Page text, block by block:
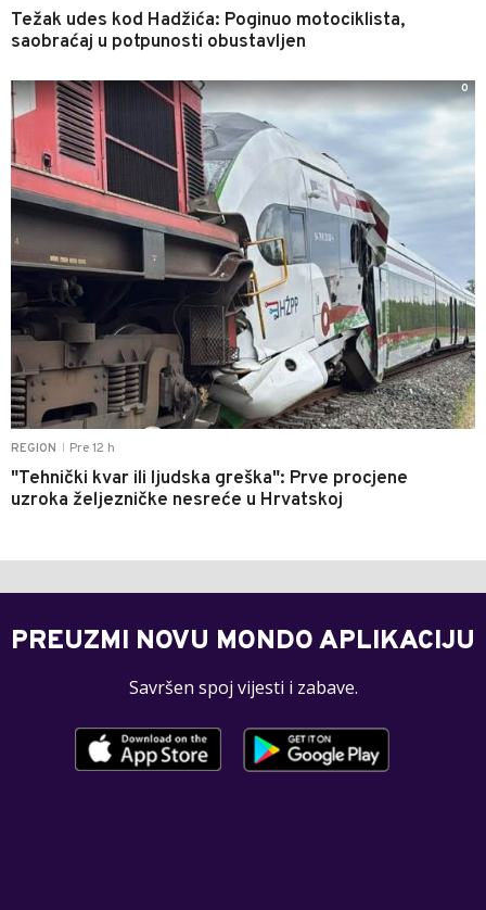
Težak udes kod Hadžića: Poginuo motociklista,
saobraćaj u potpunosti obustavljen
REGION Pre 12 h
"Tehnički kvar ili ljudska greška": Prve procjene
uzroka željezničke nesreće u Hrvatskoj
0
PREUZMI NOVU MONDO APLIKACIJU
Savršen spoj vijesti i zabave.